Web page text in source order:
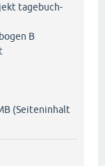
tagebuch-
B
(Seiteninhalt